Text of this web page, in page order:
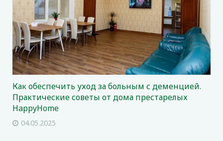
Как обеспечить уход за больным с деменцией.
Практические советы от дома престарелых
HappyHome
04.05.2025